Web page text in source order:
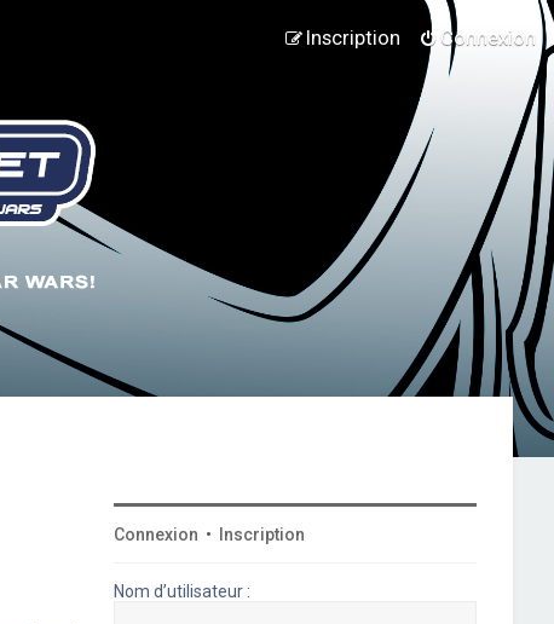
Connexion
Inscription
Connexion • Inscription
Nom d’utilisateur :